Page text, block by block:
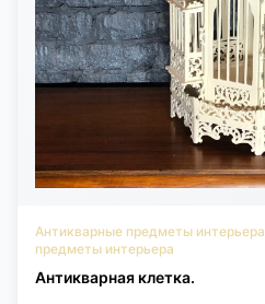
Антикварные предметы интерьера
предметы интерьера
Антикварная клетка.